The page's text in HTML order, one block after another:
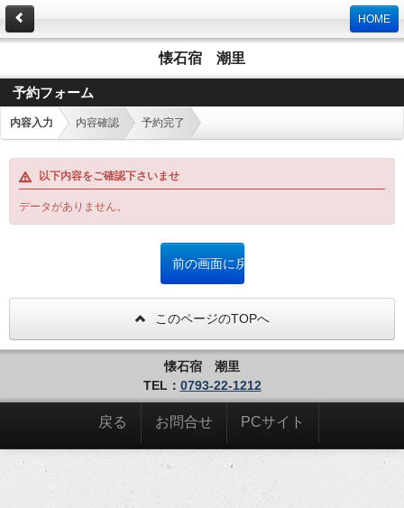
HOME
懐石宿 潮里
予約フォーム
内容入力 内容確認 予約完了
以下内容をご確認下さいませ
データがありません。
このページのTOPへ
懐石宿 潮里
TEL： 0793-22-1212
戻る お問合せ PCサイト